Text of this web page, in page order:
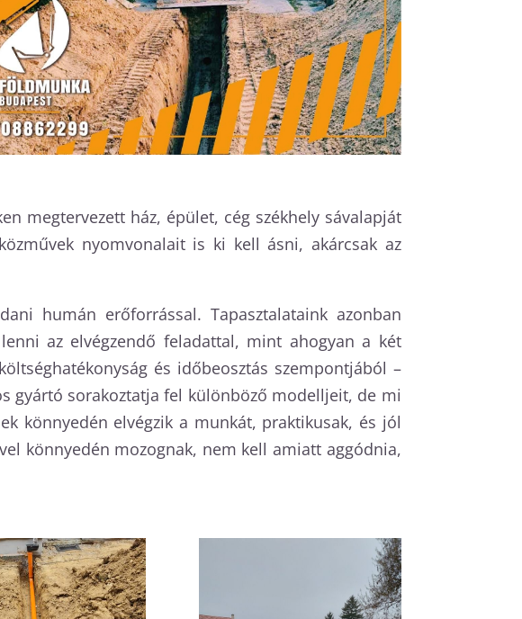
megtervezett ház, épület, cég székhely sávalapját
nyomvonalait is ki kell ásni, akárcsak az
humán erőforrással. Tapasztalataink azonban
az elvégzendő feladattal, mint ahogyan a két
és időbeosztás szempontjából –
gyártó sorakoztatja fel különböző modelljeit, de mi
könnyedén elvégzik a munkát, praktikusak, és jól
könnyedén mozognak, nem kell amiatt aggódnia,